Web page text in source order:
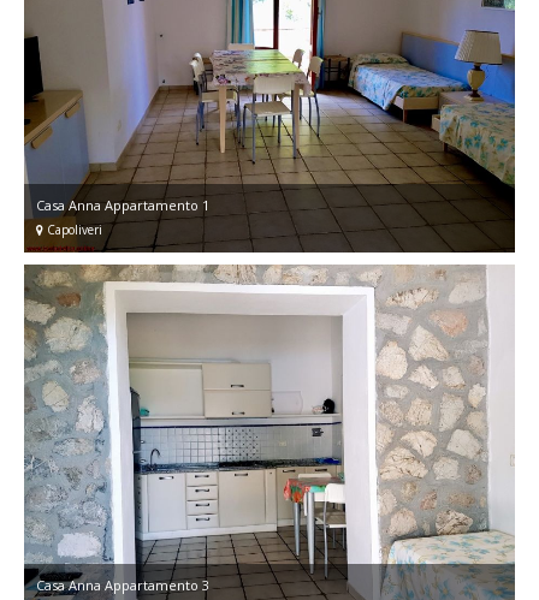
Casa Anna Appartamento 1
Capoliveri
Casa Anna Appartamento 3